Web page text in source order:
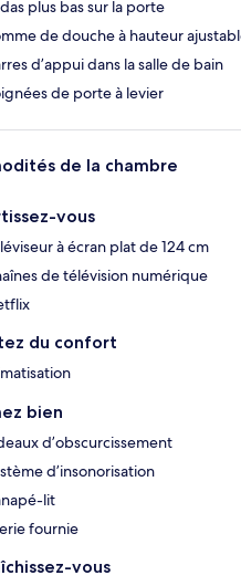
plus bas sur la porte
de douche à hauteur
d’appui dans la salle de bain
de porte à levier
de la chambre
vous
à écran plat de 124 cm
de télévision numérique
du confort
bien
d’obscurcissement
d’insonorisation
lit
fournie
vous